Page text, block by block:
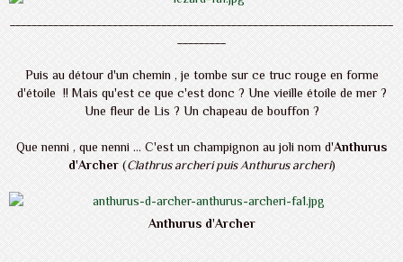
_______________________________________________________________________
_________
Puis au détour d'un chemin , je tombe sur ce truc rouge en forme
d'étoile !! Mais qu'est ce que c'est donc ? Une vieille étoile de mer ?
Une fleur de Lis ? Un chapeau de bouffon ?
Que nenni , que nenni ... C'est un champignon au joli nom d'Anthurus
d'Archer(Clathrus archeri puis Anthurus archeri)
Anthurus d'Archer